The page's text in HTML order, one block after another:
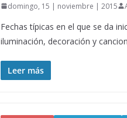
domingo, 15 | noviembre | 2015
Fechas típicas en el que se da
iluminación, decoración y
Leer más